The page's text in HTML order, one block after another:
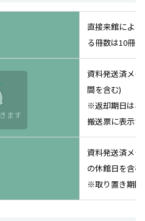
ます
直接来館によ
る冊数は10冊ま
資料発送済メ
間を含む)
※返却期日はネ
搬送票に表示さ
資料発送済メ
の休館日を含む)
※取り置き期間